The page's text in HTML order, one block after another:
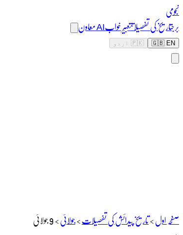
نجومی
برجتاریخ کی تفصیلاتتعبیر خوابAI معاون
🇬🇧 EN 🇵🇰 اردو
صفحہ اول>تاریخ پیدائش کی تفصیلات>جولائی>9 جولائی